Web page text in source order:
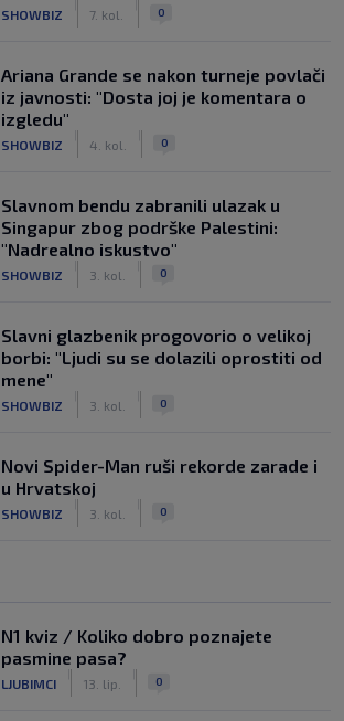
SHOWBIZ 7. kol. 0
Ariana Grande se nakon turneje povlači
iz javnosti: "Dosta joj je komentara o
izgledu"
SHOWBIZ 4. kol. 0
Slavnom bendu zabranili ulazak u
Singapur zbog podrške Palestini:
"Nadrealno iskustvo"
SHOWBIZ 3. kol. 0
Slavni glazbenik progovorio o velikoj
borbi: "Ljudi su se dolazili oprostiti od
mene"
SHOWBIZ 3. kol. 0
Novi Spider-Man ruši rekorde zarade i
u Hrvatskoj
SHOWBIZ 3. kol. 0
N1 kviz / Koliko dobro poznajete
pasmine pasa?
LJUBIMCI 13. lip. 0